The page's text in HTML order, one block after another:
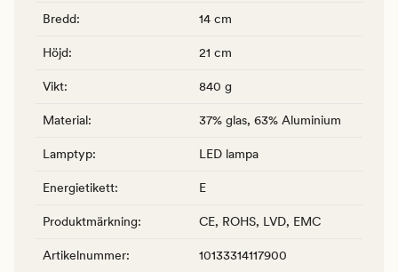
Bredd: 14 cm
Höjd: 21 cm
Vikt: 840 g
Material: 37% glas, 63% Aluminium
Lamptyp: LED lampa
Energietikett: E
Produktmärkning: CE, ROHS, LVD, EMC
Artikelnummer: 10133314117900